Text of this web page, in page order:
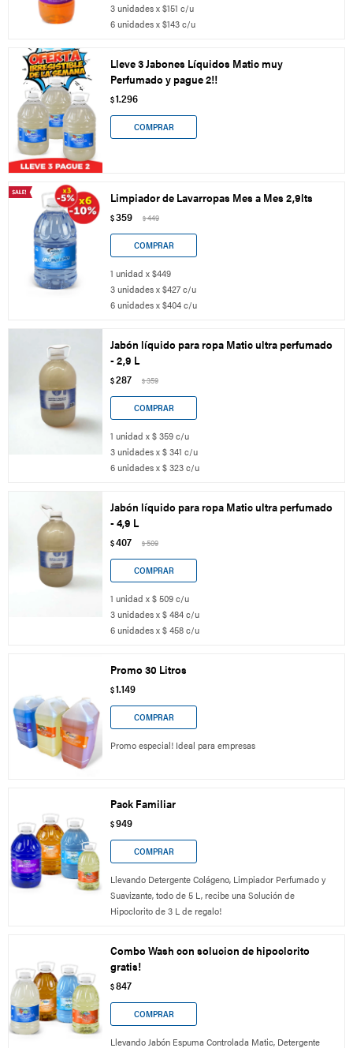
3 unidades x $151 c/u
6 unidades x $143 c/u
Lleve 3 Jabones Líquidos Matic muy
Perfumado y pague 2!!
$1.296
Limpiador de Lavarropas Mes a Mes 2,9lts
$359 $449
1 unidad x $449
3 unidades x $427 c/u
6 unidades x $404 c/u
Jabón líquido para ropa Matic ultra perfumado
- 2,9 L
$287 $359
1 unidad x $ 359 c/u
3 unidades x $ 341 c/u
6 unidades x $ 323 c/u
Jabón líquido para ropa Matic ultra perfumado
- 4,9 L
$407 $509
1 unidad x $ 509 c/u
3 unidades x $ 484 c/u
6 unidades x $ 458 c/u
Promo 30 Litros
$1.149
Promo especial! Ideal para empresas
Pack Familiar
$949
Llevando Detergente Colágeno, Limpiador Perfumado y
Suavizante, todo de 5 L, recibe una Solución de
Hipoclorito de 3 L de regalo!
Combo Wash con solucion de hipoclorito
gratis!
$847
Llevando Jabón Espuma Controlada Matic, Detergente